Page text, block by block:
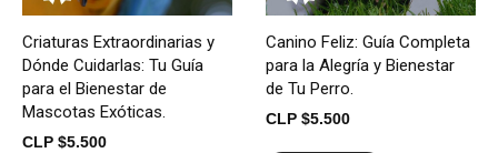
Criaturas Extraordinarias y
Dónde Cuidarlas: Tu Guía
para el Bienestar de
Mascotas Exóticas.
CLP $5.500
Canino Feliz: Guía Completa
para la Alegría y Bienestar
de Tu Perro.
CLP $5.500